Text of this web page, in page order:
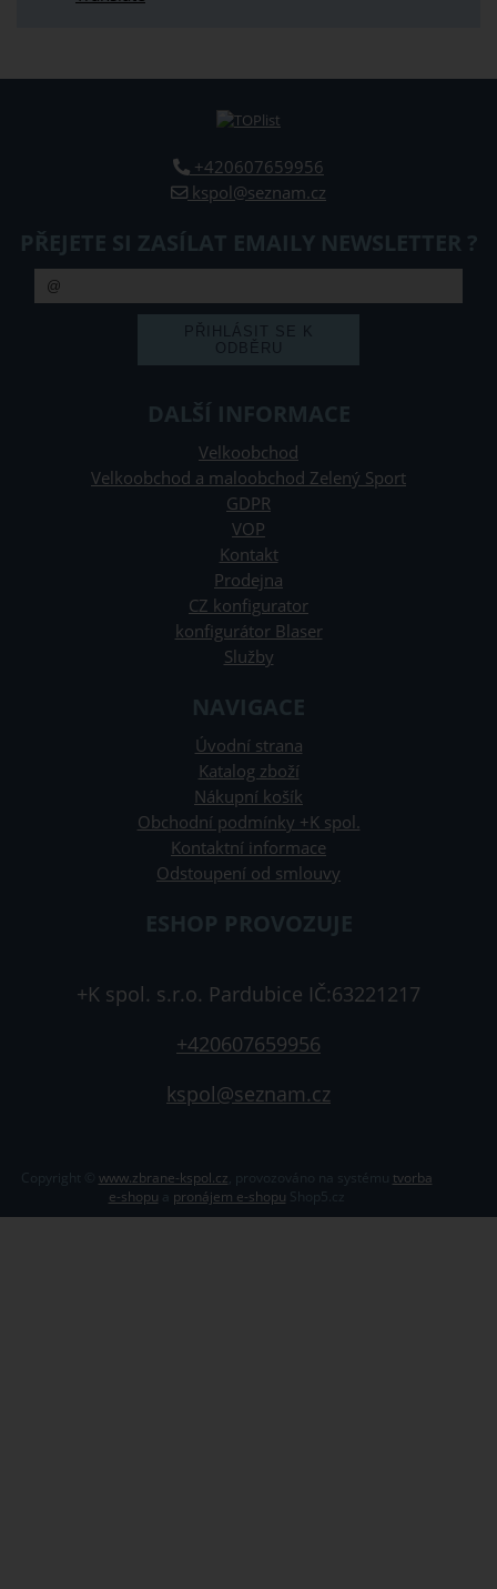
+420607659956
kspol@seznam.cz
PŘEJETE SI ZASÍLAT EMAILY NEWSLETTER ?
DALŠÍ INFORMACE
Velkoobchod
Velkoobchod a maloobchod Zelený Sport
GDPR
VOP
Kontakt
Prodejna
CZ konfigurator
konfigurátor Blaser
Služby
NAVIGACE
Úvodní strana
Katalog zboží
Nákupní košík
Obchodní podmínky +K spol.
Kontaktní informace
Odstoupení od smlouvy
ESHOP PROVOZUJE
+K spol. s.r.o. Pardubice IČ:63221217
+420607659956
kspol@seznam.cz
Copyright © www.zbrane-kspol.cz
tvorba
e-shopu
pronájem e-shopu